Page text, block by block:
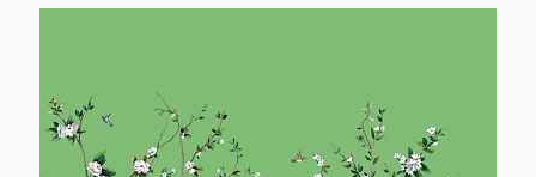
Каталог